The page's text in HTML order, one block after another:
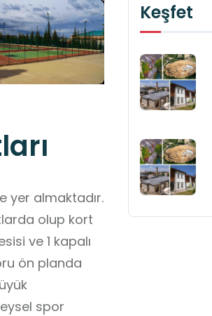
yer almaktadır.
olup kort
ve 1 kapalı
ön planda
spor
Keşfet